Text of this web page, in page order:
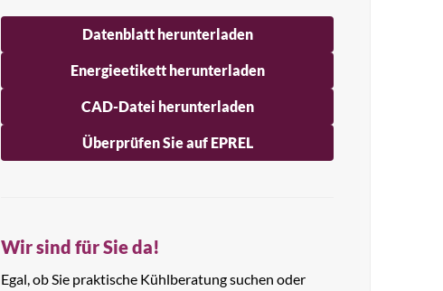
Datenblatt herunterladen
Energieetikett herunterladen
CAD-Datei herunterladen
Überprüfen Sie auf EPREL
Wir sind für Sie da!
Egal, ob Sie praktische Kühlberatung suchen oder